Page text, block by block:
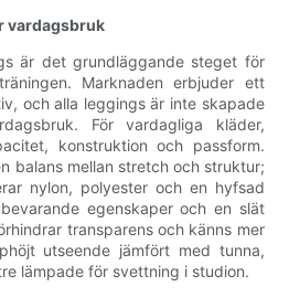
vardagsbruk
är det grundläggande steget för
Marknaden erbjuder ett
och alla leggings är inte skapade
För vardagliga kläder,
konstruktion och passform.
balans mellan stretch och struktur;
nylon, polyester och en hyfsad
egenskaper och en slät
transparens och känns mer
utseende jämfört med tunna,
lämpade för svettning i studion.